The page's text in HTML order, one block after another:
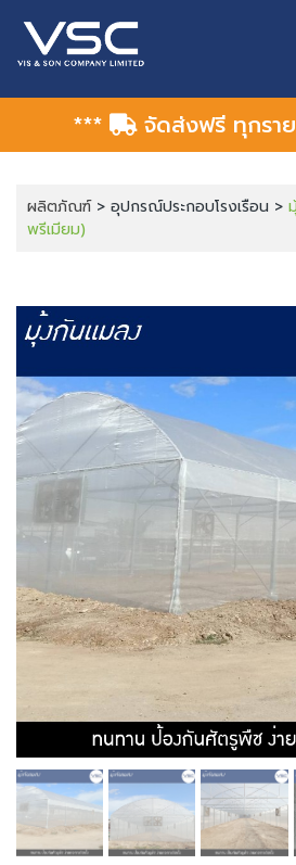
*** จัดส่งฟรี ทุกราย
ผลิตภัณฑ์> อุปกรณ์ประกอบโรงเรือน >
พรีเมียม)